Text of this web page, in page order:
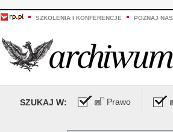
SZKOLENIA I KONFERENCJE POZNAJ
SZUKAJ W: Prawo